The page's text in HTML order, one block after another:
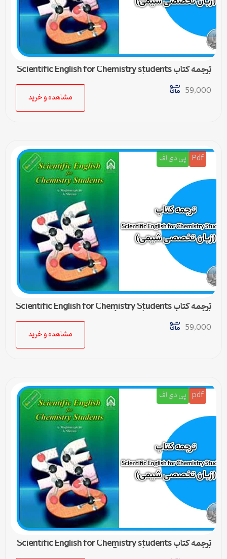
ترجمه کتاب Scientific English for Chemistry students
(زبان تخصصی شیمی) – 5
59,000
مشاهده و خرید
Pdf پی دی اف
ترجمه کتاب Scientific English for Chemistry Students
(زبان تخصصی شیمی) – درس 4
59,000
مشاهده و خرید
pdf پی دی اف
ترجمه کتاب Scientific English for Chemistry students
(زبان تخصصی شیمی) – درس 3